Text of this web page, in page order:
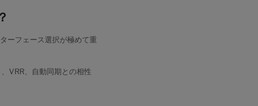
ーフェース選択が極めて重
VRR、自動同期との相性